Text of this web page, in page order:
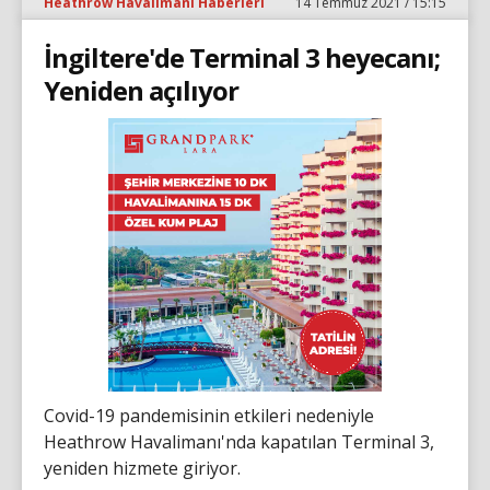
İngiltere'de Terminal 3 heyecanı;
Yeniden açılıyor
Covid-19 pandemisinin etkileri nedeniyle
Heathrow Havalimanı'nda kapatılan Terminal 3,
yeniden hizmete giriyor.